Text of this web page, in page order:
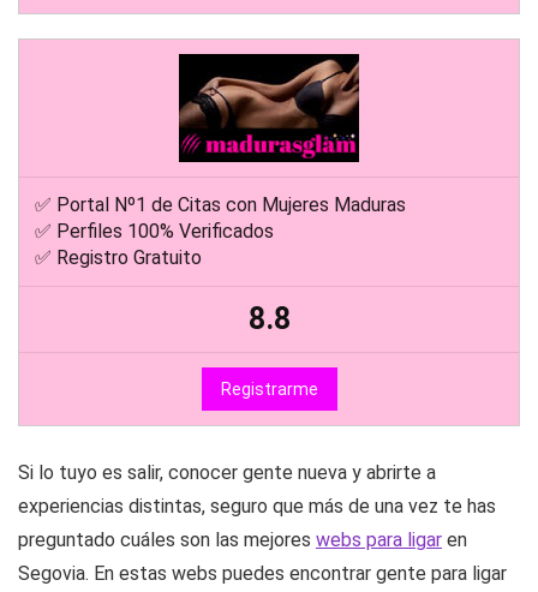
✅ Portal Nº1 de Citas con Mujeres Maduras
✅ Perfiles 100% Verificados
✅ Registro Gratuito
8.8
Registrarme
Si lo tuyo es salir, conocer gente nueva y abrirte a
experiencias distintas, seguro que más de una vez te has
preguntado cuáles son las mejores webs para ligar en
Segovia. En estas webs puedes encontrar gente para ligar